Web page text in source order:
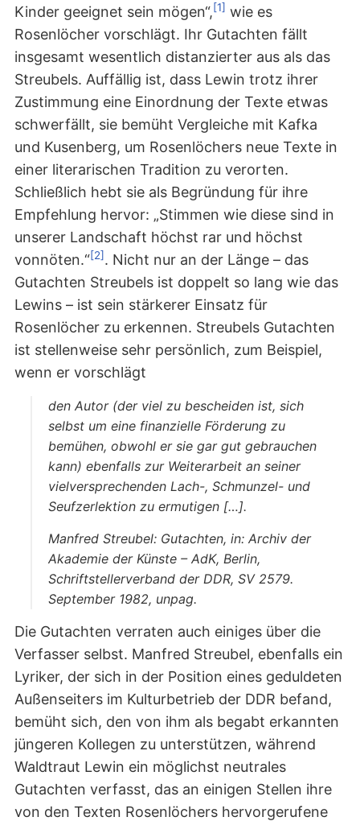
Kinder geeignet sein mögen“,[1] wie es
Rosenlöcher vorschlägt. Ihr Gutachten fällt
insgesamt wesentlich distanzierter aus als das
Streubels. Auffällig ist, dass Lewin trotz ihrer
Zustimmung eine Einordnung der Texte etwas
schwerfällt, sie bemüht Vergleiche mit Kafka
und Kusenberg, um Rosenlöchers neue Texte in
einer literarischen Tradition zu verorten.
Schließlich hebt sie als Begründung für ihre
Empfehlung hervor: „Stimmen wie diese sind in
unserer Landschaft höchst rar und höchst
vonnöten.“[2]. Nicht nur an der Länge – das
Gutachten Streubels ist doppelt so lang wie das
Lewins – ist sein stärkerer Einsatz für
Rosenlöcher zu erkennen. Streubels Gutachten
ist stellenweise sehr persönlich, zum Beispiel,
wenn er vorschlägt
den Autor (der viel zu bescheiden ist, sich
selbst um eine finanzielle Förderung zu
bemühen, obwohl er sie gar gut gebrauchen
kann) ebenfalls zur Weiterarbeit an seiner
vielversprechenden Lach-, Schmunzel- und
Seufzerlektion zu ermutigen […].
Manfred Streubel: Gutachten, in: Archiv der
Akademie der Künste – AdK, Berlin,
Schriftstellerverband der DDR, SV 2579.
September 1982, unpag.
Die Gutachten verraten auch einiges über die
Verfasser selbst. Manfred Streubel, ebenfalls ein
Lyriker, der sich in der Position eines geduldeten
Außenseiters im Kulturbetrieb der DDR befand,
bemüht sich, den von ihm als begabt erkannten
jüngeren Kollegen zu unterstützen, während
Waldtraut Lewin ein möglichst neutrales
Gutachten verfasst, das an einigen Stellen ihre
von den Texten Rosenlöchers hervorgerufene